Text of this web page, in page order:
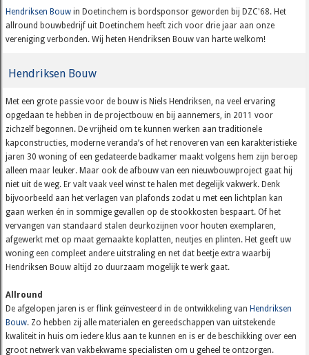
Hendriksen Bouw in Doetinchem is bordsponsor geworden bij DZC'68. Het
allround bouwbedrijf uit Doetinchem heeft zich voor drie jaar aan onze
vereniging verbonden. Wij heten Hendriksen Bouw van harte welkom!
Hendriksen Bouw
Met een grote passie voor de bouw is Niels Hendriksen, na veel ervaring
opgedaan te hebben in de projectbouw en bij aannemers, in 2011 voor
zichzelf begonnen. De vrijheid om te kunnen werken aan traditionele
kapconstructies, moderne veranda’s of het renoveren van een karakteristieke
jaren 30 woning of een gedateerde badkamer maakt volgens hem zijn beroep
alleen maar leuker. Maar ook de afbouw van een nieuwbouwproject gaat hij
niet uit de weg. Er valt vaak veel winst te halen met degelijk vakwerk. Denk
bijvoorbeeld aan het verlagen van plafonds zodat u met een lichtplan kan
gaan werken én in sommige gevallen op de stookkosten bespaart. Of het
vervangen van standaard stalen deurkozijnen voor houten exemplaren,
afgewerkt met op maat gemaakte koplatten, neutjes en plinten. Het geeft uw
woning een compleet andere uitstraling en net dat beetje extra waarbij
Hendriksen Bouw altijd zo duurzaam mogelijk te werk gaat.
Allround
De afgelopen jaren is er flink geïnvesteerd in de ontwikkeling vanHendriksen
Bouw. Zo hebben zij alle materialen en gereedschappen van uitstekende
kwaliteit in huis om iedere klus aan te kunnen en is er de beschikking over een
groot netwerk van vakbekwame specialisten om u geheel te ontzorgen.